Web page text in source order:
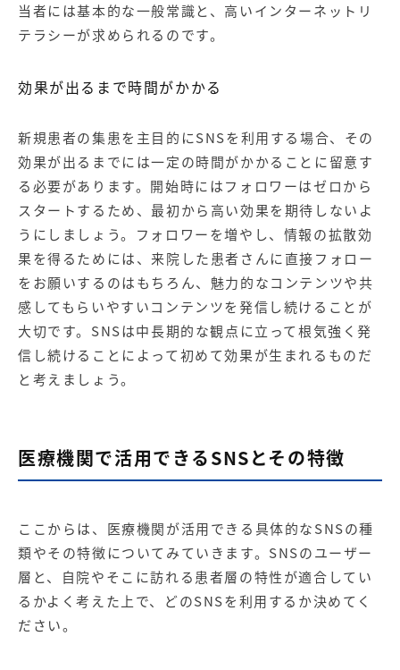
当者には基本的な一般常識と、高いインターネットリ
テラシーが求められるのです。
効果が出るまで時間がかかる
新規患者の集患を主目的にSNSを利用する場合、その
効果が出るまでには一定の時間がかかることに留意す
る必要があります。開始時にはフォロワーはゼロから
スタートするため、最初から高い効果を期待しないよ
うにしましょう。フォロワーを増やし、情報の拡散効
果を得るためには、来院した患者さんに直接フォロー
をお願いするのはもちろん、魅力的なコンテンツや共
感してもらいやすいコンテンツを発信し続けることが
大切です。SNSは中長期的な観点に立って根気強く発
信し続けることによって初めて効果が生まれるものだ
と考えましょう。
医療機関で活用できるSNSとその特徴
ここからは、医療機関が活用できる具体的なSNSの種
類やその特徴についてみていきます。SNSのユーザー
層と、自院やそこに訪れる患者層の特性が適合してい
るかよく考えた上で、どのSNSを利用するか決めてく
ださい。